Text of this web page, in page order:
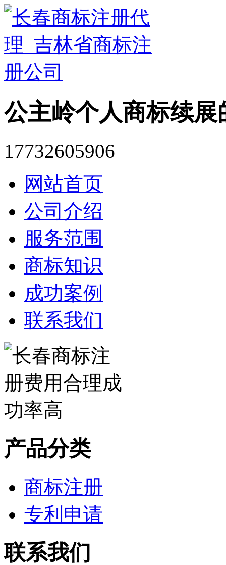
公主岭个人商标续
17732605906
网站首页
公司介绍
服务范围
商标知识
成功案例
联系我们
产品分类
商标注册
专利申请
联系我们